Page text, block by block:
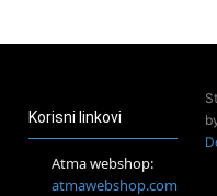
i Akaša zapisa
Korisni linkovi
Atma webshop:
atmawebshop.com